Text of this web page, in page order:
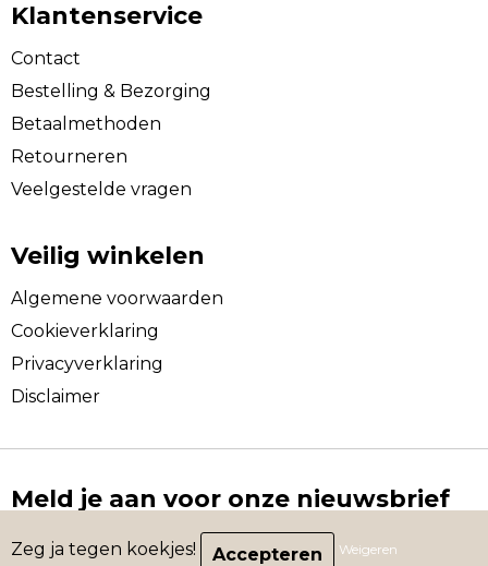
Klantenservice
Contact
Bestelling & Bezorging
Betaalmethoden
Retourneren
Veelgestelde vragen
Veilig winkelen
Algemene voorwaarden
Cookieverklaring
Privacyverklaring
Disclaimer
Meld je aan voor onze nieuwsbrief
Schrijf je in voor onze nieuwsbrief en mis nooit nog
Zeg ja tegen koekjes! Weigeren